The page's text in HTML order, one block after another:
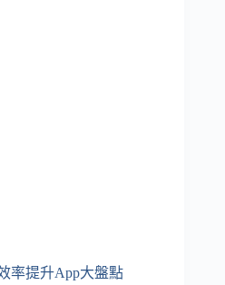
率提升App大盤點